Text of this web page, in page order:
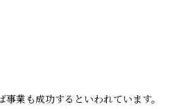
業も成功するといわれています。